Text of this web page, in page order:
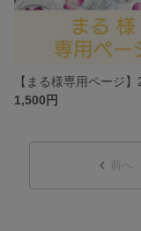
1,500円
前へ